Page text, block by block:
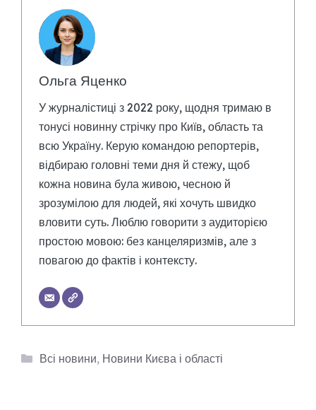
Ольга Яценко
У журналістиці з 2022 року, щодня тримаю в
тонусі новинну стрічку про Київ, область та
всю Україну. Керую командою репортерів,
відбираю головні теми дня й стежу, щоб
кожна новина була живою, чесною й
зрозумілою для людей, які хочуть швидко
вловити суть. Люблю говорити з аудиторією
простою мовою: без канцеляризмів, але з
повагою до фактів і контексту.
Категорії
Всі новини, Новини Києва і області